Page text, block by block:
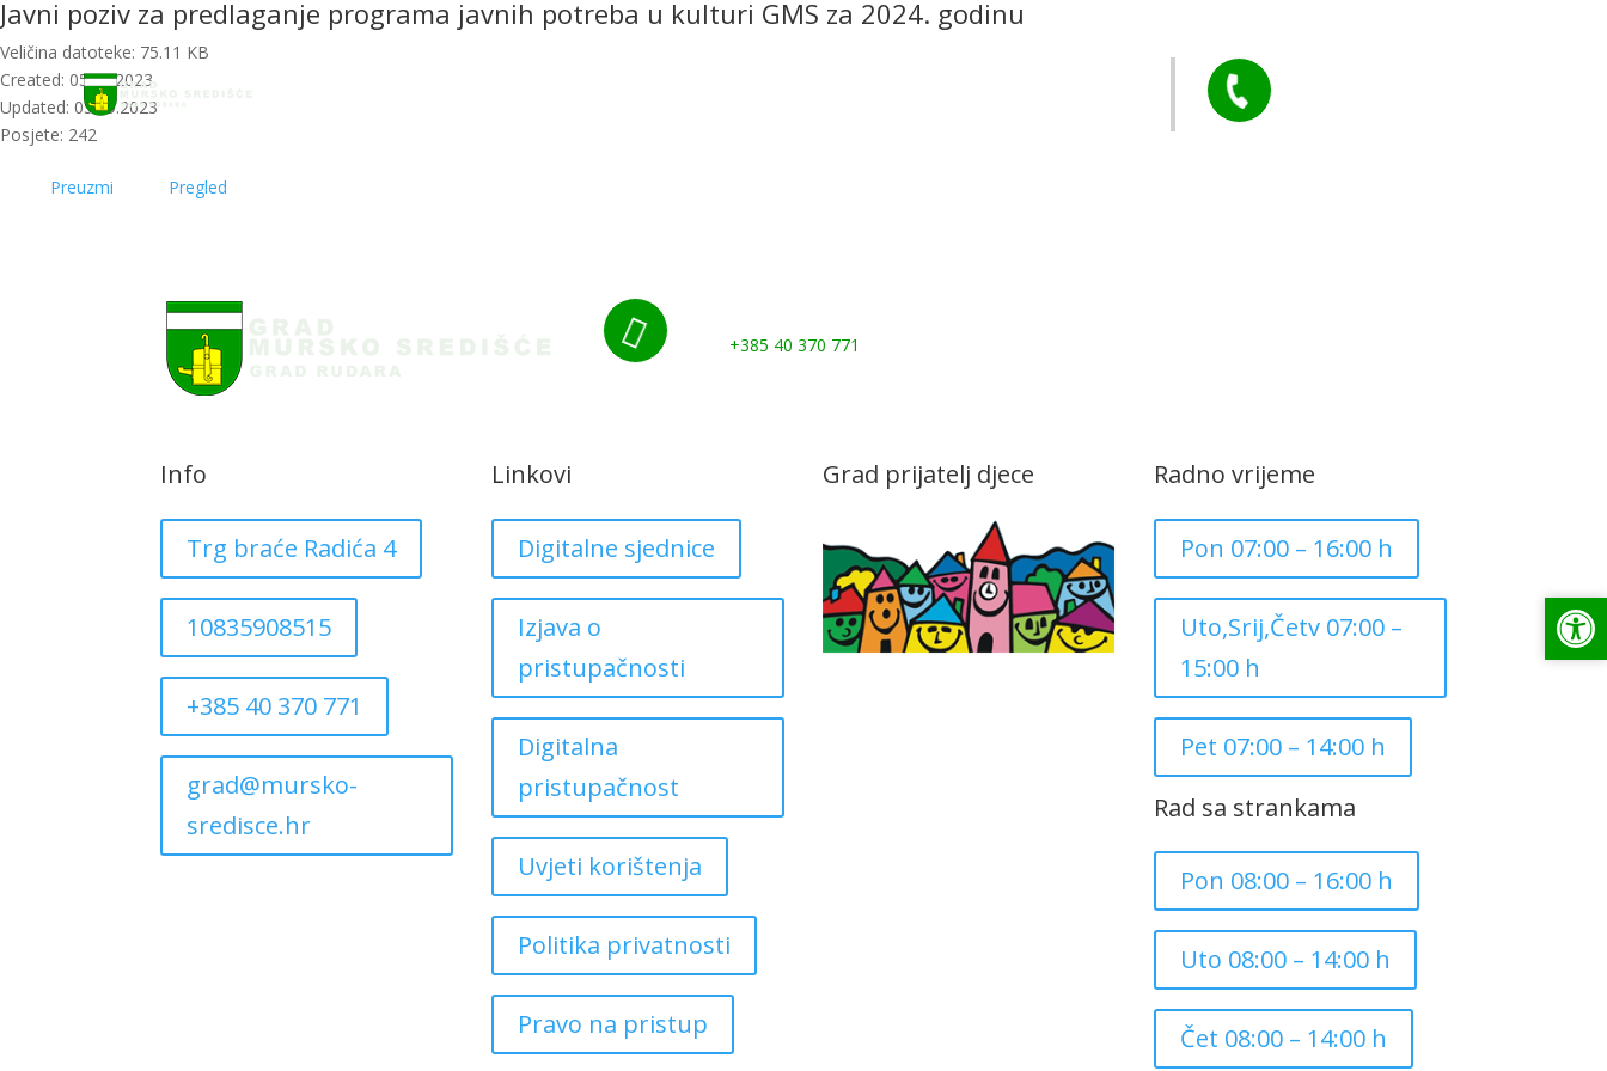

Javni poziv za predlaganje programa javnih potreba u kulturi GMS za 2024. godinu
Veličina datoteke: 75.11 KB
Created: 05.09.2023
Updated: 05.09.2023
Posjete: 242
Preuzmi Pregled
 +385 40 370 771
Info
Trg braće Radića 4
10835908515
+385 40 370 771
grad@mursko-
sredisce.hr
Linkovi
Digitalne sjednice
Izjava o
pristupačnosti
Digitalna
pristupačnost
Uvjeti korištenja
Politika privatnosti
Pravo na pristup
Grad prijatelj djece Radno vrijeme
Pon 07:00 – 16:00 h
Uto,Srij,Četv 07:00 –
15:00 h
Pet 07:00 – 14:00 h
Rad sa strankama
Pon 08:00 – 16:00 h
Uto 08:00 – 14:00 h
Čet 08:00 – 14:00 h